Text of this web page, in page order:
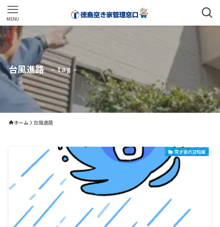
MENU
台風進路 – tag –
ホーム 台風進路
空き家の豆知識